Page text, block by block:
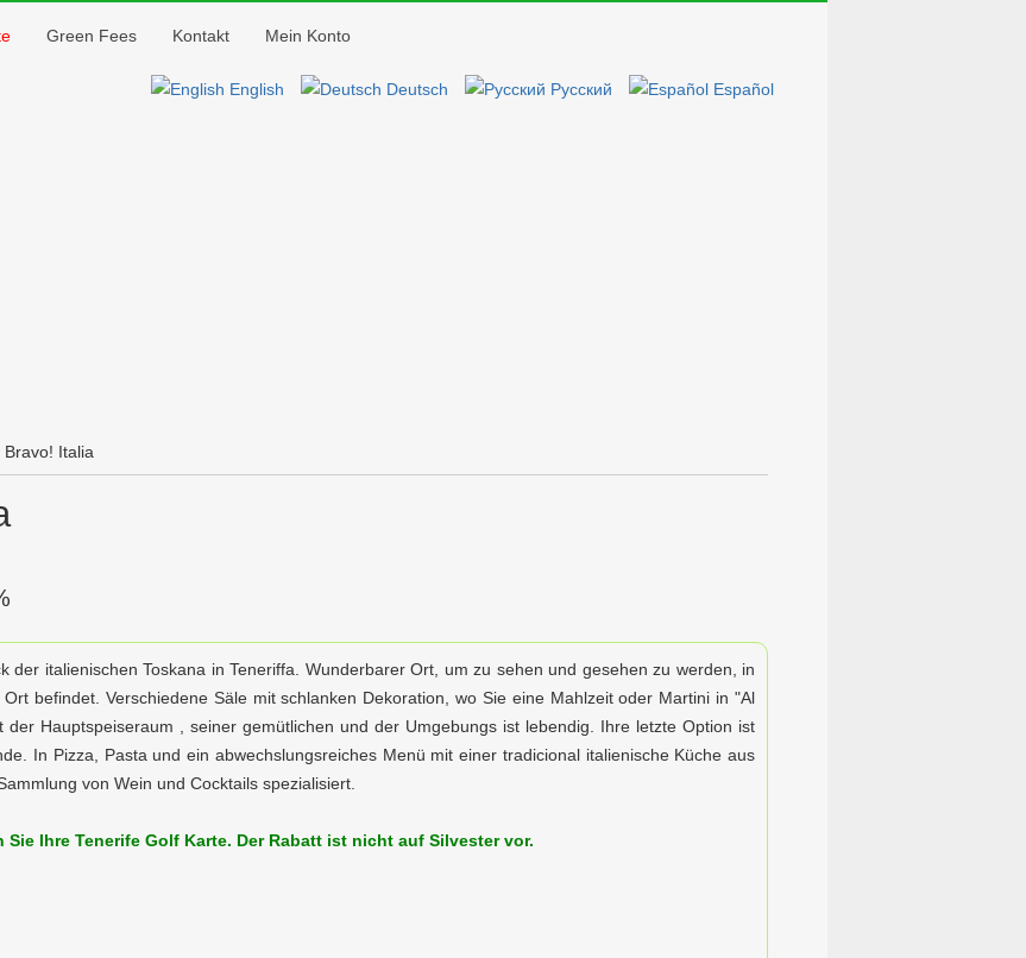
Green Fees Kontakt Mein Konto
English Deutsch Русский Español
Bravo! Italia
der italienischen Toskana in Teneriffa. Wunderbarer Ort, um zu sehen und gesehen zu werden, in
befindet. Verschiedene Säle mit schlanken Dekoration, wo Sie eine Mahlzeit oder Martini in "Al
Hauptspeiseraum , seiner gemütlichen und der Umgebungs ist lebendig. Ihre letzte Option ist
In Pizza, Pasta und ein abwechslungsreiches Menü mit einer tradicional italienische Küche aus
von Wein und Cocktails spezialisiert.
Ihre Tenerife Golf Karte. Der Rabatt ist nicht auf Silvester vor.